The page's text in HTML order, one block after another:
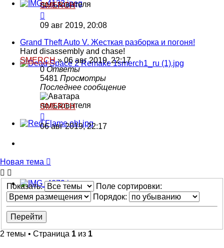
SMERCH
09 авг 2019, 20:08
Grand Theft Auto V. Жесткая разборка и погоня!
Hard disassembly and chase!
SMERCH»06 авг 2019, 22:17
0Ответы
5481 Просмотры
Последнее сообщение
SMERCH
06 авг 2019, 22:17
Новая тема
Показать:
Поле сортировки:
Порядок:
2 темы • Страница 1 из 1